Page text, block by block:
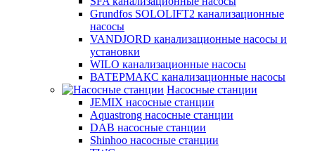
Grundfos SOLOLIFT2 канализационные
насосы
VANDJORD канализационные насосы и
установки
WILO канализационные насосы
ВАТЕРМАКС канализационные насосы
Насосные станции
JEMIX насосные станции
Aquastrong насосные станции
DAB насосные станции
Shinhoo насосные станции